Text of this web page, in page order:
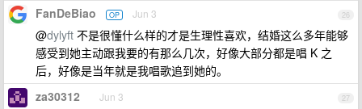
26
FanDeBiao OP Jun 3
@dylyft 不是很懂什么样的才是生理性喜欢，结婚这么多年能够
感受到她主动跟我要的有那么几次，好像大部分都是唱 K 之
后，好像是当年就是我唱歌追到她的。
27
za30312 Jun 3